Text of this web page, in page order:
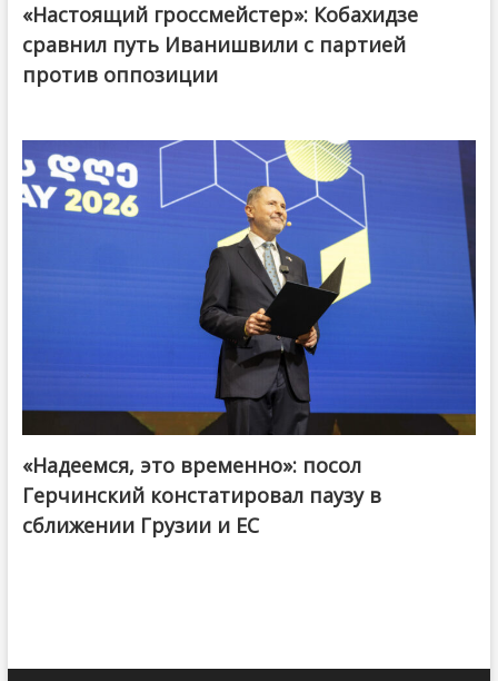
@ქართული ოცნება / Georgian Dream
«Настоящий гроссмейстер»: Кобахидзе
сравнил путь Иванишвили с партией
против оппозиции
«Надеемся, это временно»: посол
Герчинский констатировал паузу в
сближении Грузии и ЕС